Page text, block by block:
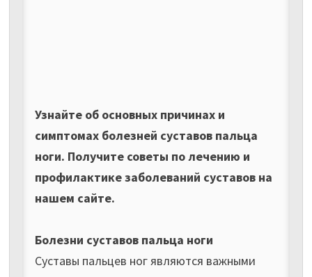
Узнайте об основных причинах и
симптомах болезней суставов пальца
ноги. Получите советы по лечению и
профилактике заболеваний суставов на
нашем сайте.
Болезни суставов пальца ноги
Суставы пальцев ног являются важными